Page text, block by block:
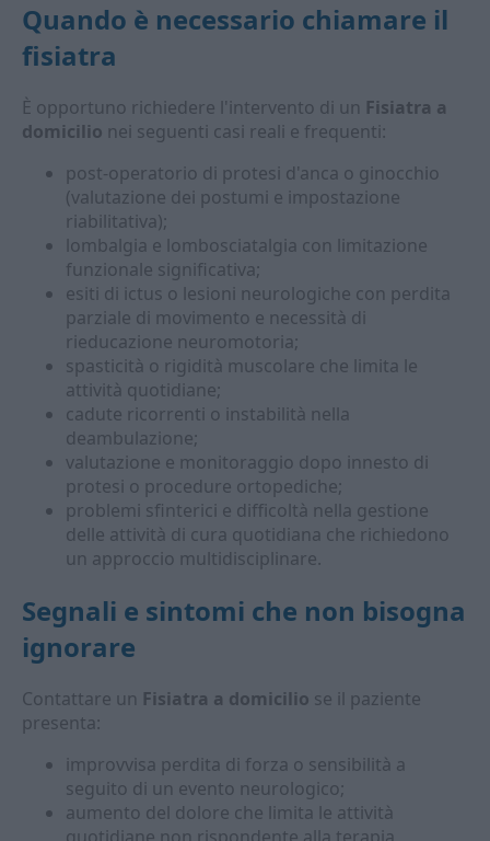
Quando è necessario chiamare il
fisiatra
È opportuno richiedere l'intervento di un Fisiatra a
domicilio nei seguenti casi reali e frequenti:
post-operatorio di protesi d'anca o ginocchio
(valutazione dei postumi e impostazione
riabilitativa);
lombalgia e lombosciatalgia con limitazione
funzionale significativa;
esiti di ictus o lesioni neurologiche con perdita
parziale di movimento e necessità di
rieducazione neuromotoria;
spasticità o rigidità muscolare che limita le
attività quotidiane;
cadute ricorrenti o instabilità nella
deambulazione;
valutazione e monitoraggio dopo innesto di
protesi o procedure ortopediche;
problemi sfinterici e difficoltà nella gestione
delle attività di cura quotidiana che richiedono
un approccio multidisciplinare.
Segnali e sintomi che non bisogna
ignorare
Contattare un Fisiatra a domicilio se il paziente
presenta:
improvvisa perdita di forza o sensibilità a
seguito di un evento neurologico;
aumento del dolore che limita le attività